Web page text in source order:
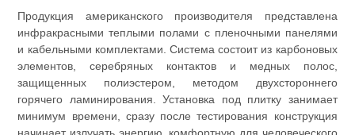
Продукция американского производителя представлена
инфракрасными теплыми полами с пленочными панелями
и кабельными комплектами. Система состоит из карбоновых
элементов, серебряных контактов и медных полос,
защищенных полиэстером, методом двухстороннего
горячего ламинирования. Установка под плитку занимает
минимум времени, сразу после тестирования конструкция